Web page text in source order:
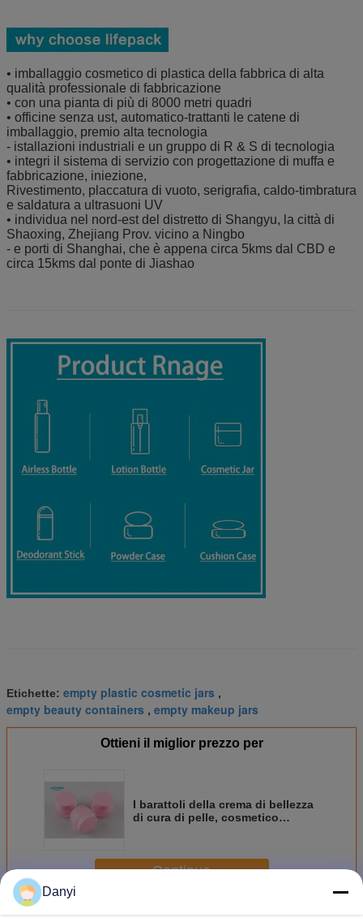
• imballaggio cosmetico di plastica della fabbrica di alta
qualità professionale di fabbricazione
• con una pianta di più di 8000 metri quadri
• officine senza ust, automatico-trattanti le catene di
imballaggio, premio alta tecnologia
- istallazioni industriali e un gruppo di R & S di tecnologia
• integri il sistema di servizio con progettazione di muffa e
fabbricazione, iniezione,
Rivestimento, placcatura di vuoto, serigrafia, caldo-timbratura
e saldatura a ultrasuoni UV
• individua nel nord-est del distretto di Shangyu, la città di
Shaoxing, Zhejiang Prov. vicino a Ningbo
- e porti di Shanghai, che è appena circa 5kms dal CBD e
circa 15kms dal ponte di Jiashao
Etichette: empty plastic cosmetic jars ,
empty beauty containers , empty makeup jars
Ottieni il miglior prezzo per
I barattoli della crema di bellezza
di cura di pelle, cosmetico
Continua
PiùBarattolo crema vuoto
Danyi